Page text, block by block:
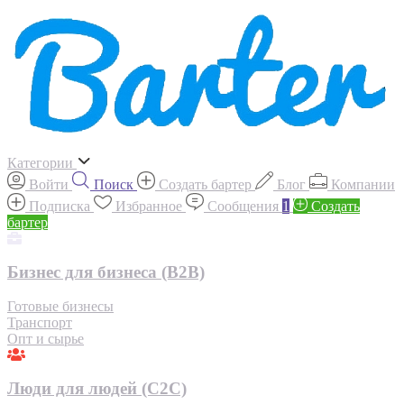
Категории
Войти
Поиск Создать бартер Блог
Компании
Подписка
Избранное Сообщения 1
Создать
бартер
Бизнес для бизнеса (B2B)
Готовые бизнесы
Транспорт
Опт и сырье
Люди для людей (С2С)